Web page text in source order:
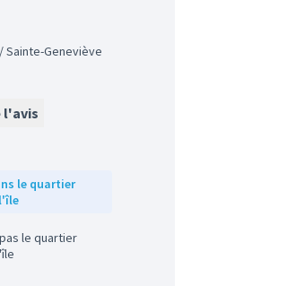
/ Sainte-Geneviève
l'avis